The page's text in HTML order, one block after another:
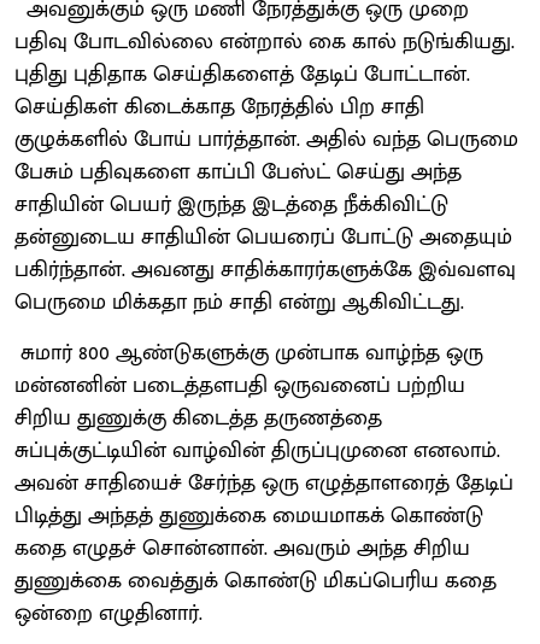
அவனுக்கும் ஒரு மணி நேரத்துக்கு ஒரு முறை
பதிவு போடவில்லை என்றால் கை கால் நடுங்கியது.
புதிது புதிதாக செய்திகளைத் தேடிப் போட்டான்.
செய்திகள் கிடைக்காத நேரத்தில் பிற சாதி
குழுக்களில் போய் பார்த்தான். அதில் வந்த பெருமை
பேசும் பதிவுகளை காப்பி பேஸ்ட் செய்து அந்த
சாதியின் பெயர் இருந்த இடத்தை நீக்கிவிட்டு
தன்னுடைய சாதியின் பெயரைப் போட்டு அதையும்
பகிர்ந்தான். அவனது சாதிக்காரர்களுக்கே இவ்வளவு
பெருமை மிக்கதா நம் சாதி என்று ஆகிவிட்டது.
சுமார் 800 ஆண்டுகளுக்கு முன்பாக வாழ்ந்த ஒரு
மன்னனின் படைத்தளபதி ஒருவனைப் பற்றிய
சிறிய துணுக்கு கிடைத்த தருணத்தை
சுப்புக்குட்டியின் வாழ்வின் திருப்புமுனை எனலாம்.
அவன் சாதியைச் சேர்ந்த ஒரு எழுத்தாளரைத் தேடிப்
பிடித்து அந்தத் துணுக்கை மையமாகக் கொண்டு
கதை எழுதச் சொன்னான். அவரும் அந்த சிறிய
துணுக்கை வைத்துக் கொண்டு மிகப்பெரிய கதை
ஒன்றை எழுதினார்.